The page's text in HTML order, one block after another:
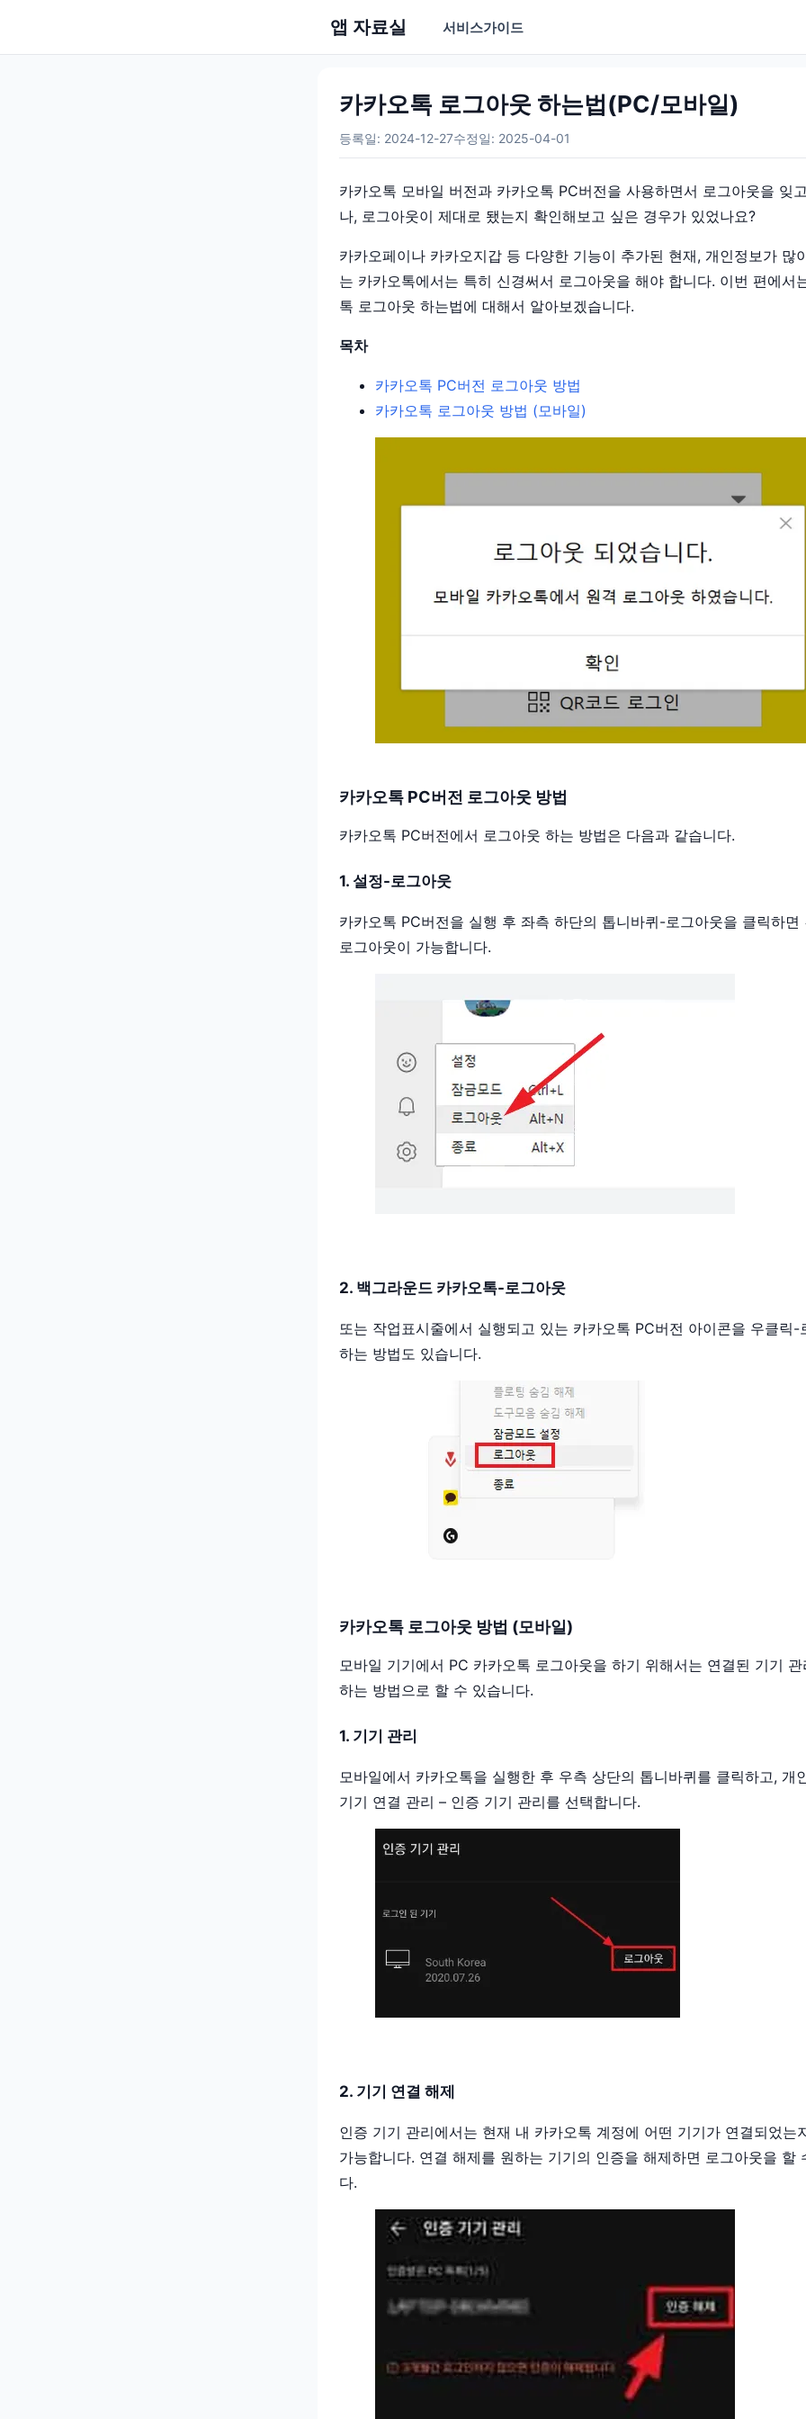
앱 자료실 서비스가이드
카카오톡 로그아웃 하는법(PC/모바일)
등록일: 2024-12-27수정일: 2025-04-01
카카오톡 모바일 버전과 카카오톡 PC버전을 사용하면서 로그아웃을 잊
나, 로그아웃이 제대로 됐는지 확인해보고 싶은 경우가 있었나요?
카카오페이나 카카오지갑 등 다양한 기능이 추가된 현재, 개인정보가 많
는 카카오톡에서는 특히 신경써서 로그아웃을 해야 합니다. 이번 편에서
톡 로그아웃 하는법에 대해서 알아보겠습니다.
목차
카카오톡 PC버전 로그아웃 방법
카카오톡 로그아웃 방법 (모바일)
카카오톡 PC버전 로그아웃 방법
카카오톡 PC버전에서 로그아웃 하는 방법은 다음과 같습니다.
1. 설정-로그아웃
카카오톡 PC버전을 실행 후 좌측 하단의 톱니바퀴-로그아웃을 클릭하면
로그아웃이 가능합니다.
2. 백그라운드 카카오톡-로그아웃
또는 작업표시줄에서 실행되고 있는 카카오톡 PC버전 아이콘을 우클릭-
하는 방법도 있습니다.
카카오톡 로그아웃 방법 (모바일)
모바일 기기에서 PC 카카오톡 로그아웃을 하기 위해서는 연결된 기기
하는 방법으로 할 수 있습니다.
1. 기기 관리
모바일에서 카카오톡을 실행한 후 우측 상단의 톱니바퀴를 클릭하고, 개
기기 연결 관리 – 인증 기기 관리를 선택합니다.
2. 기기 연결 해제
인증 기기 관리에서는 현재 내 카카오톡 계정에 어떤 기기가 연결되었는
가능합니다. 연결 해제를 원하는 기기의 인증을 해제하면 로그아웃을 할
다.